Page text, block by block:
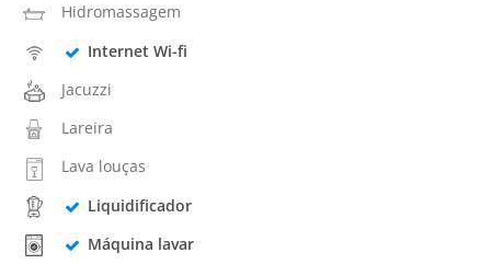
Hidromassagem
Internet Wi-fi
Jacuzzi
Lareira
Lava louças
Liquidificador
Máquina lavar